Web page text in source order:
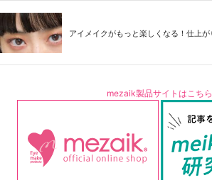
アイメイクがもっと楽しくなる！仕上
mezaik製品サイトはこちら